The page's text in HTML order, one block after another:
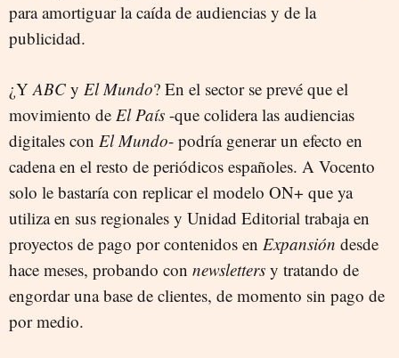
para amortiguar la caída de audiencias y de la
publicidad.
¿YABC y El Mundo? En el sector se prevé que el
movimiento de El País -que colidera las audiencias
digitales con El Mundo- podría generar un efecto en
cadena en el resto de periódicos españoles. A Vocento
solo le bastaría con replicar el modelo ON+ que ya
utiliza en sus regionales y Unidad Editorial trabaja en
proyectos de pago por contenidos en Expansión desde
hace meses, probando con newsletters y tratando de
engordar una base de clientes, de momento sin pago de
por medio.